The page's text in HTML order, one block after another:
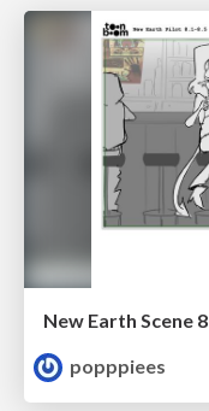
New Earth Scene 8
popppiees